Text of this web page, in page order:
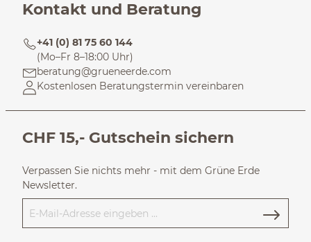
Kontakt und Beratung
+41 (0) 81 75 60 144
(Mo–Fr 8–18:00 Uhr)
beratung@grueneerde.com
Kostenlosen Beratungstermin vereinbaren
CHF 15,- Gutschein sichern
Verpassen Sie nichts mehr - mit dem Grüne Erde
Newsletter.